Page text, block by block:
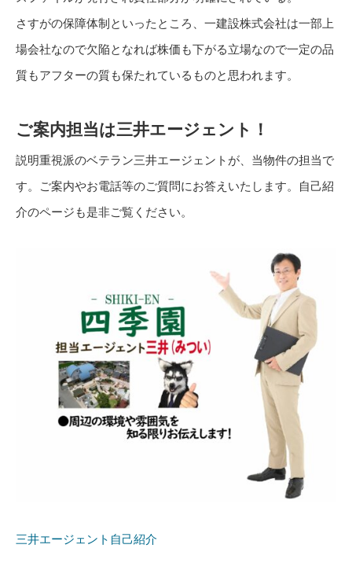
さすがの保障体制といったところ、一建設株式会社は一部上
場会社なので欠陥となれば株価も下がる立場なので一定の品
質もアフターの質も保たれているものと思われます。
ご案内担当は三井エージェント！
説明重視派のベテラン三井エージェントが、当物件の担当で
す。ご案内やお電話等のご質問にお答えいたします。自己紹
介のページも是非ご覧ください。
三井エージェント自己紹介